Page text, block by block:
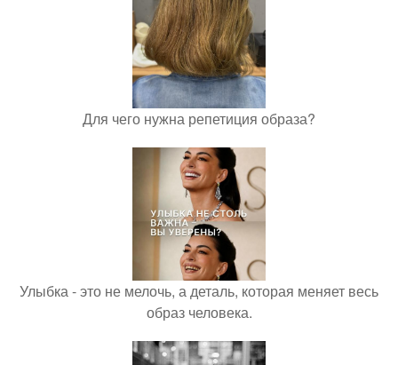
Для чего нужна репетиция образа?
Улыбка - это не мелочь, а деталь, которая меняет весь
образ человека.